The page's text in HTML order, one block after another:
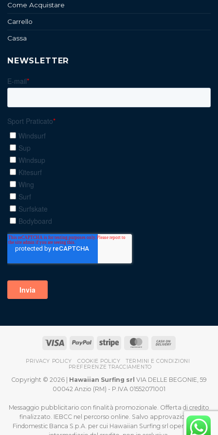
Come Acquistare
Carrello
Cassa
NEWSLETTER
PRIVACY POLICY COOKIE POLICY
TERMINI E CONDIZIONI
PREFERENZE TRACCIAMENTO
Copyright © 2026 | Hawaiian Surfing srl VIA DELLE BEGONIE, 59
00042 Anzio (RM) - P.IVA 01552071001
Messaggio pubblicitario con finalità promozionale. Offerta di credito
finalizzato. IEBCC nel percorso online. Salvo approvazione di
Findomestic Banca S.p.A. per cui Hawaiian Surfing srl opera quale